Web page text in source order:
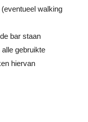
walking
bar staan
gebruikte
hiervan